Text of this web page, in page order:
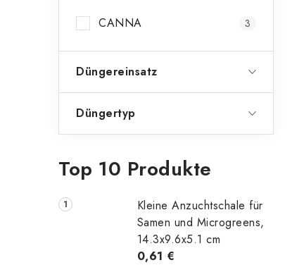
t
CANNA 3
Düngereinsatz
Düngertyp
Top 10 Produkte
Kleine Anzuchtschale für
Samen und Microgreens,
14.3x9.6x5.1 cm
0,61 €